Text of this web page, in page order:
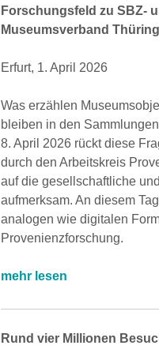
Forschungsfeld zu SBZ-
Museumsverband
Erfurt, 1. April 2026
Was erzählen
bleiben in den
8. April 2026 rückt diese
durch den Arbeitskreis
auf die gesellschaftliche
aufmerksam. An diesem
analogen wie digitalen
Provenienzforschung.
mehr lesen
Rund vier Millionen